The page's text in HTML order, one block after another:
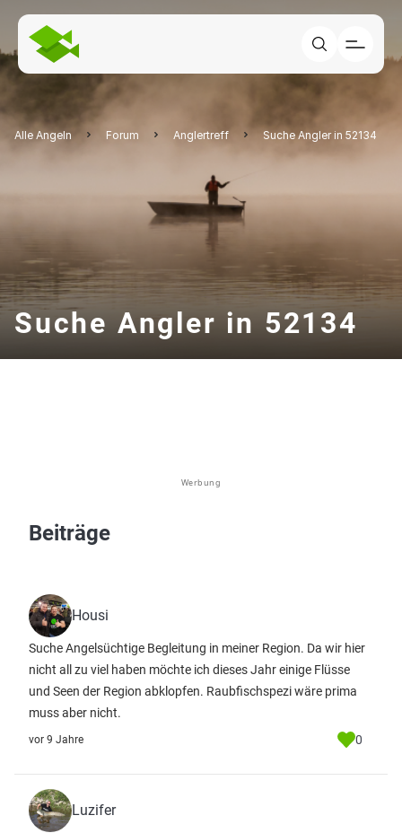
Alle Angeln Forum Anglertreff Suche Angler in 52134
Suche Angler in 52134
Werbung
Beiträge
Housi
Suche Angelsüchtige Begleitung in meiner Region. Da wir hier
nicht all zu viel haben möchte ich dieses Jahr einige Flüsse
und Seen der Region abklopfen. Raubfischspezi wäre prima
muss aber nicht.
vor 9 Jahre 0
Luzifer